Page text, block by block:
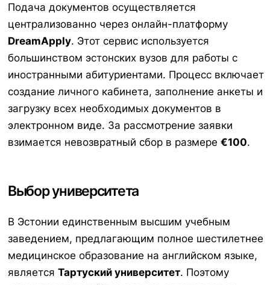
Подача документов осуществляется
централизованно через онлайн-платформу
DreamApply. Этот сервис используется
большинством эстонских вузов для работы с
иностранными абитуриентами. Процесс включает
создание личного кабинета, заполнение анкеты и
загрузку всех необходимых документов в
электронном виде. За рассмотрение заявки
взимается невозвратный сбор в размере €100.
Выбор университета
В Эстонии единственным высшим учебным
заведением, предлагающим полное шестилетнее
медицинское образование на английском языке,
является Тартуский университет. Поэтому